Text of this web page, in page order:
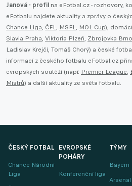
Janová - profil na eFotbal.cz - rozhovory,
eFotbalu najdete aktuality a zprávy o
Chance Liga, ČFL, MSFL, MOL Cup),
Slavia Praha, Viktoria Plzeň, Zbrojovka Brno
Ladislav Krejčí, Tomáš Chorý) a české
informací z českého fotbalu eFotbal.cz
evropských soutěží (např. Premier League,
Mistrů) a další aktuality ze světa fotbalu.
ČESKÝ FOTBAL
Chance Národní
Liga
EVROPSKÉ
POHÁRY
Konferenční liga
TÝMY
Bayern
Arsenal